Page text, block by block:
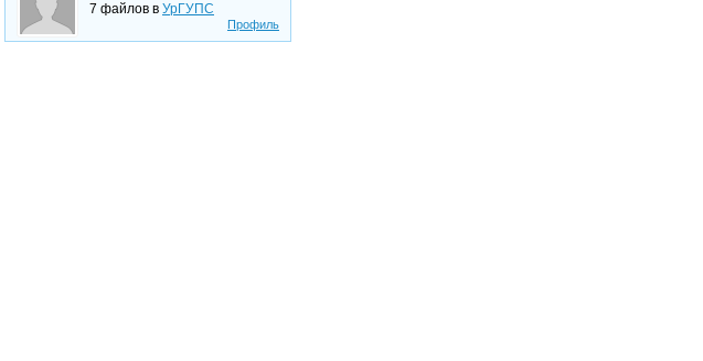
Профиль
7 файлов в УрГУПС